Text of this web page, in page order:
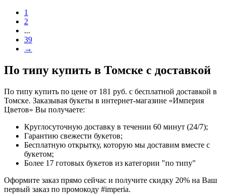
1
2
...
39
→
По типу купить в Томске с доставкой
По типу купить по цене от 181 руб. с бесплатной доставкой в
Томске. Заказывая букеты в интернет-магазине «Империя
Цветов» Вы получаете:
Круглосуточную доставку в течении 60 минут (24/7);
Гарантию свежести букетов;
Бесплатную открытку, которую мы доставим вместе с
букетом;
Более 17 готовых букетов из категории "по типу"
Оформите заказ прямо сейчас и получите скидку 20% на Ваш
первый заказ по промокоду #imperia.